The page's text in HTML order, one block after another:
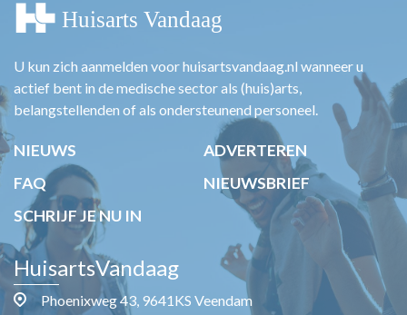
MEDISCHE VAKHANDEL
REGISTRATIE
U kun zich aanmelden voor huisartsvandaag.nl wanneer u
actief bent in de medische sector als (huis)arts,
belangstellenden of als ondersteunend personeel.
NIEUWS
ADVERTEREN
FAQ
NIEUWSBRIEF
SCHRIJF JE NU IN
HuisartsVandaag
Phoenixweg 43, 9641KS Veendam